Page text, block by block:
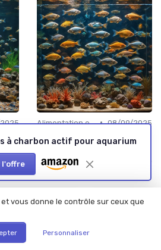
Alimentation et nutrition • 08/09/2025
Les secrets des flocons
alimentaires pour poissons
à charbon actif pour aquarium
l'offre
vous donne le contrôle sur ceux que
Personnaliser